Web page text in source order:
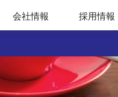
会社情報 採用情報